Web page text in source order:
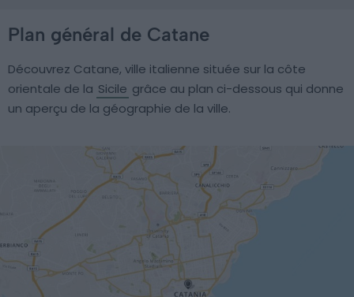
Plan général de Catane
Découvrez Catane, ville italienne située sur la côte
orientale de la Sicile grâce au plan ci-dessous qui donne
un aperçu de la géographie de la ville.